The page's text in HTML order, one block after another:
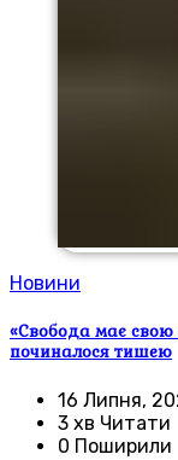
Новини
«Свобода має свою
починалося тишею
16 Липня,
3 хв Читати
0 Поширили